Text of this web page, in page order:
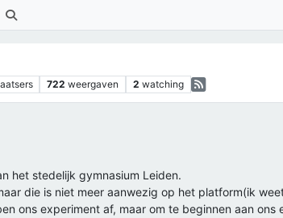
722 weergaven 2 watching
het stedelijk gymnasium Leiden.
die is niet meer aanwezig op het platform(ik
ons experiment af, maar om te beginnen aan